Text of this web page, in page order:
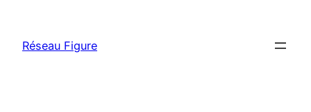
content
Réseau Figure